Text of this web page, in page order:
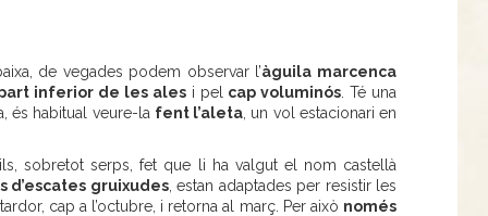
de vegades podem observar l’àguila marcenca
inferior de les alesi pel cap voluminós . Té una
és habitual veure-la fent l’aleta , un vol estacionari en
sobretot serps, fet que li ha valgut el nom castellà
d’escates gruixudes, estan adaptades per resistir les
cap a l’octubre, i retorna al març. Per això només